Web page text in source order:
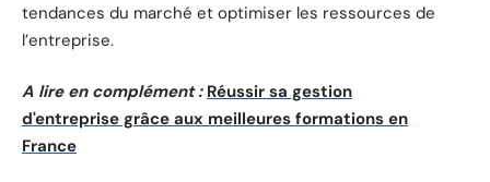
tendances du marché et optimiser les ressources de
l’entreprise.
A lire en complément : Réussir sa gestion
d'entreprise grâce aux meilleures formations en
France